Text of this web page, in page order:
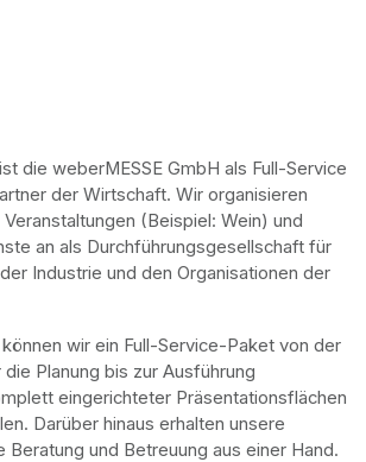
die weberMESSE GmbH als Full-Service
der Wirtschaft. Wir organisieren
(Beispiel: Wein) und
an als Durchführungsgesellschaft für
Industrie und den Organisationen der
wir ein Full-Service-Paket von der
Planung bis zur Ausführung
eingerichteter Präsentationsflächen
Darüber hinaus erhalten unsere
Beratung und Betreuung aus einer Hand.